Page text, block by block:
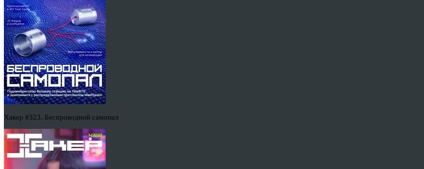
Хакер #323. Беспроводной самопал